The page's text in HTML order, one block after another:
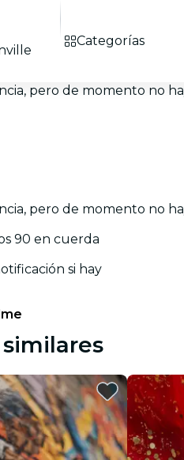
Categorías
pero de momento no
pero de momento no
90 en cuerda
si hay